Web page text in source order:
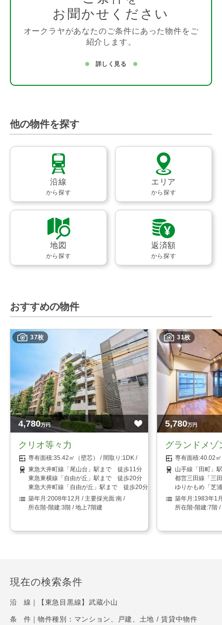
お聞かせください
オークラヤがあなたのご条件にあった物件をご
紹介します。
詳しく見る
他の物件を探す
沿線
から探す
エリア
から探す
地図
から探す
返済額
から探す
おすすめの物件
37枚
4,780万円
クリオ等々力
35.42㎡（壁芯）
1DK
東急大井町線「尾山台」駅まで 徒歩11分
東急東横線「自由が丘」駅まで 徒歩20分
東急大井町線「自由が丘」駅まで 徒歩20分
2008年12月
南
3階 / 地上7階建
31枚
5,780万円
グランドメゾ
40.02
山手線「田町」
都営三田線「三
ゆりかもめ「芝
1983年1
7階 /
現在の検索条件
沿 線｜ 【東急目黒線】武蔵小山
条 件｜ 物件種別：マンション、戸建、土地 / 賃貸中物件